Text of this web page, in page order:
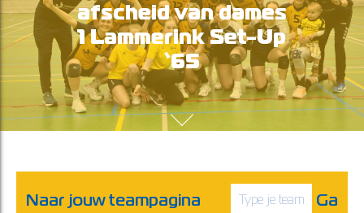
afscheid van dames
1 Lammerink Set-Up
‘65
Naar jouw teampagina Ga